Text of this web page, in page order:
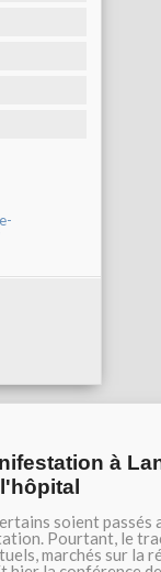
à
soient
Pourtant, le
marchés sur la